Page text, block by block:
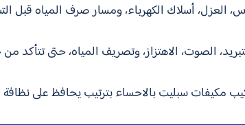
العزل، أسلاك الكهرباء، ومسار صرف المياه قبل
الصوت، الاهتزاز، وتصريف المياه، حتى تتأكد
مكيفات سبليت بالاحساء بترتيب يحافظ على